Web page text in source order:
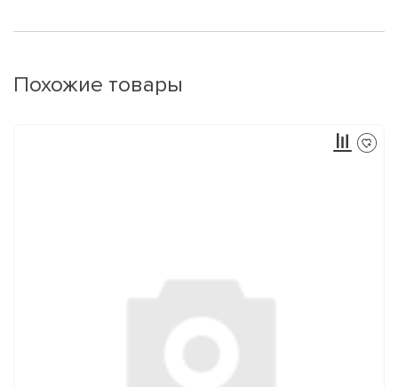
Похожие товары